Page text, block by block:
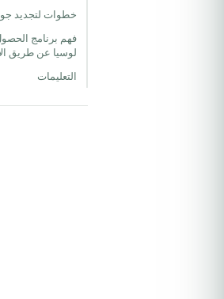
خطوات لتجديد
فهم برنامج
لوسيا عن طريق
التعليمات